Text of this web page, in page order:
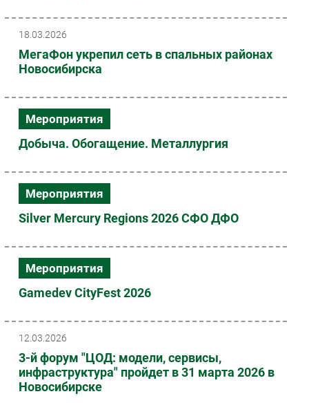
18.03.2026
МегаФон укрепил сеть в спальных районах
Новосибирска
Мероприятия
Добыча. Обогащение. Металлургия
Мероприятия
Silver Mercury Regions 2026 CФО ДФО
Мероприятия
Gamedev CityFest 2026
12.03.2026
3-й форум "ЦОД: модели, сервисы,
инфраструктура" пройдет в 31 марта 2026 в
Новоcибирске